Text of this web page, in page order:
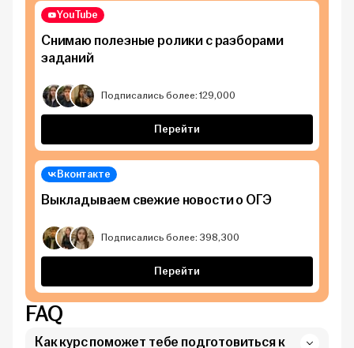
YouTube
Снимаю полезные ролики с разборами
заданий
Перейти
Подписались более: 129,000
Вконтакте
Выкладываем свежие новости о ОГЭ
Перейти
Подписались более: 398,300
FAQ
Как курс поможет тебе подготовиться к